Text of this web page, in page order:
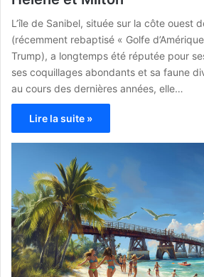
L’île de Sanibel, située sur la côte ouest
(récemment rebaptisé « Golfe
Trump), a longtemps été réputée pour
ses coquillages abondants et sa faune
au cours des dernières années, elle…
Lire la suite »